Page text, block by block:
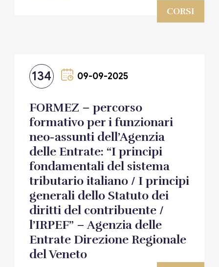
CORSI
134 09-09-2025
FORMEZ – percorso
formativo per i funzionari
neo-assunti dell’Agenzia
delle Entrate: “I principi
fondamentali del sistema
tributario italiano / I principi
generali dello Statuto dei
diritti del contribuente /
l’IRPEF” – Agenzia delle
Entrate Direzione Regionale
del Veneto